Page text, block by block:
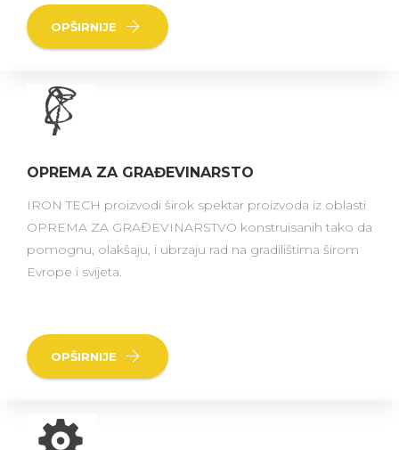
OPŠIRNIJE
OPREMA ZA GRAĐEVINARSTO
IRON TECH proizvodi širok spektar proizvoda iz oblasti
OPREMA ZA GRAĐEVINARSTVO konstruisanih tako da
pomognu, olakšaju, i ubrzaju rad na gradilištima širom
Evrope i svijeta.
OPŠIRNIJE